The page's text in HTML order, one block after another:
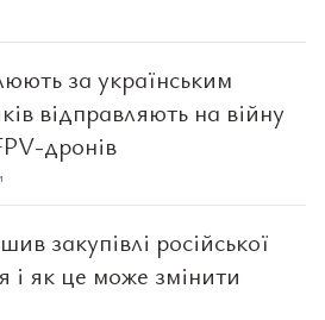
за українським
відправляють на війну
дронів
закупівлі російської
і як це може змінити